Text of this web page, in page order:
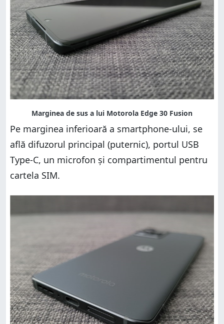
Pe marginea inferioară a smartphone-ului, se
află difuzorul principal (puternic), portul USB
Type-C, un microfon și compartimentul pentru
cartela SIM.